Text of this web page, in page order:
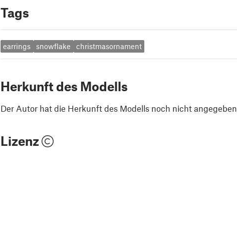
Tags
earrings snowflake christmasornament
Herkunft des Modells
Der Autor hat die Herkunft des Modells noch nicht angegeben.
Lizenz